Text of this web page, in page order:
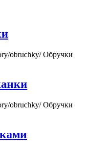
obruchky/Обручки
obruchky/Обручки